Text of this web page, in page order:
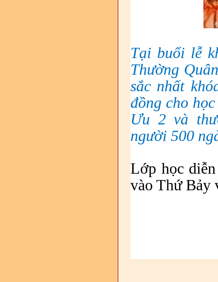
Tại buổi lễ
Thường
sắc nhất
đồng cho
Ưu 2 và
người 500
Lớp học
vào Thứ Bảy